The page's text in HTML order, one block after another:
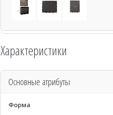
Характеристики
Основные атрибуты
Форма